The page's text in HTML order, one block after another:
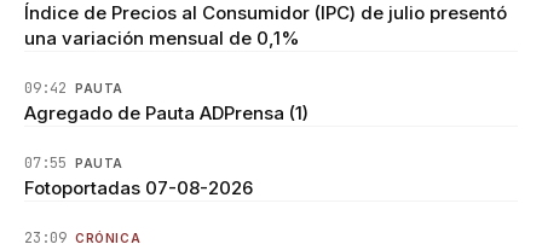
Índice de Precios al Consumidor (IPC) de julio presentó
una variación mensual de 0,1%
09:42 PAUTA
Agregado de Pauta ADPrensa (1)
07:55 PAUTA
Fotoportadas 07-08-2026
23:09 CRÓNICA